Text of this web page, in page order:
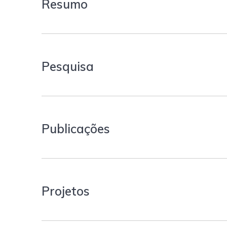
Resumo
Pesquisa
Publicações
Projetos